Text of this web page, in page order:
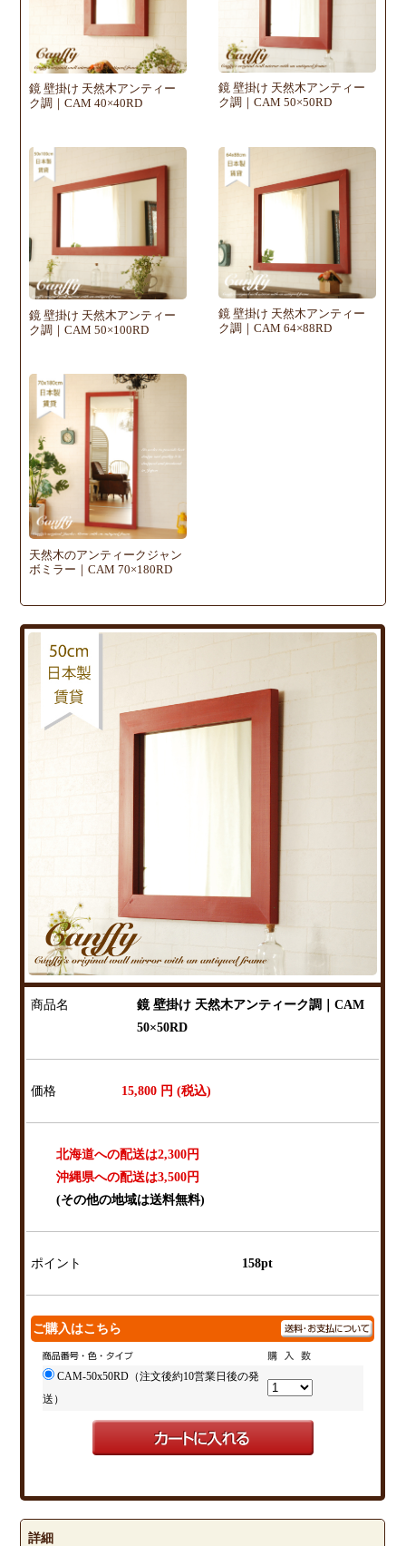
鏡 壁掛け 天然木アンティー
ク調｜CAM 40×40RD
鏡 壁掛け 天然木アンティー
ク調｜CAM 50×50RD
鏡 壁掛け 天然木アンティー
ク調｜CAM 50×100RD
鏡 壁掛け 天然木アンティー
ク調｜CAM 64×88RD
天然木のアンティークジャン
ボミラー｜CAM 70×180RD
商品名
鏡 壁掛け 天然木アンティーク調｜CAM
50×50RD
価格 15,800 円 (税込)
北海道への配送は2,300円
沖縄県への配送は3,500円
(その他の地域は送料無料)
ポイント 158pt
ご購入はこちら
CAM-50x50RD（注文後約10営業日後の発
送）
詳細